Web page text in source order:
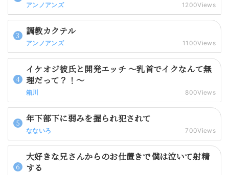
アンノアンズ 1200Views
調教カクテル
アンノアンズ 1100Views
イケオジ彼氏と開発エッチ 〜乳首でイクなんて無
理だって？！〜
箱川 800Views
年下部下に弱みを握られ犯されて
なないろ 700Views
大好きな兄さんからのお仕置きで僕は泣いて射精
する